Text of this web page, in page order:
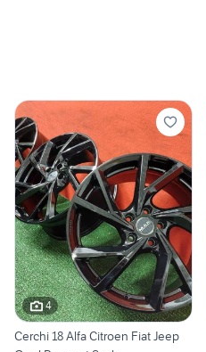
4
Cerchi 18 Alfa Citroen Fiat Jeep